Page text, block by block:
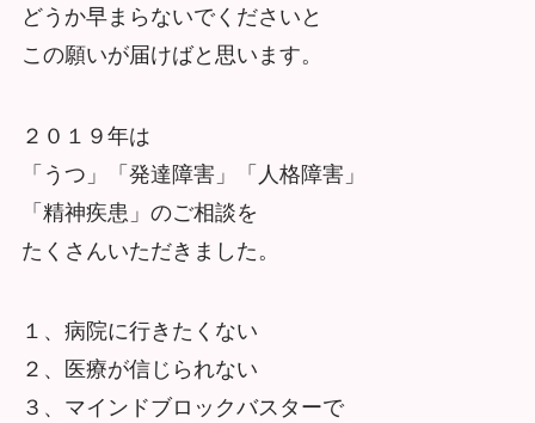
どうか早まらないでくださいと
この願いが届けばと思います。
２０１９年は
「うつ」「発達障害」「人格障害」
「精神疾患」のご相談を
たくさんいただきました。
１、病院に行きたくない
２、医療が信じられない
３、マインドブロックバスターで